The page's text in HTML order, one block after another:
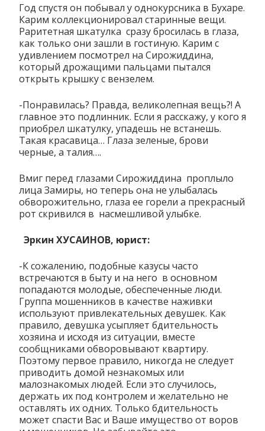
Год спустя он побывал у однокурсника в Бухаре.
Карим коллекционировал старинные вещи.
Раритетная шкатулка сразу бросилась в глаза,
как только они зашли в гостиную. Карим с
удивлением посмотрел на Сирожиддина,
который дрожащими пальцами пытался
открыть крышку с вензелем.
-Понравилась? Правда, великолепная вещь?! А
главное это подлинник. Если я расскажу, у кого я
приобрел шкатулку, упадешь не встанешь.
Такая красавица… Глаза зеленые, брови
черные, а талия….
Вмиг перед глазами Сирожиддина проплыло
лица Замиры, но теперь она не улыбалась
обворожительно, глаза ее горели а прекрасный
рот скривился в насмешливой улыбке.
Эркин ХУСАИНОВ, юрист:
-К сожалению, подобные казусы часто
встречаются в быту и на него в основном
попадаются молодые, обеспеченные люди.
Группа мошенников в качестве наживки
используют привлекательных девушек. Как
правило, девушка усыпляет бдительность
хозяина и исходя из ситуации, вместе
сообщниками обворовывают квартиру.
Поэтому первое правило, никогда не следует
приводить домой незнакомых или
малознакомых людей. Если это случилось,
держать их под контролем и желательно не
оставлять их одних. Только бдительность
может спасти Вас и Ваше имущество от воров